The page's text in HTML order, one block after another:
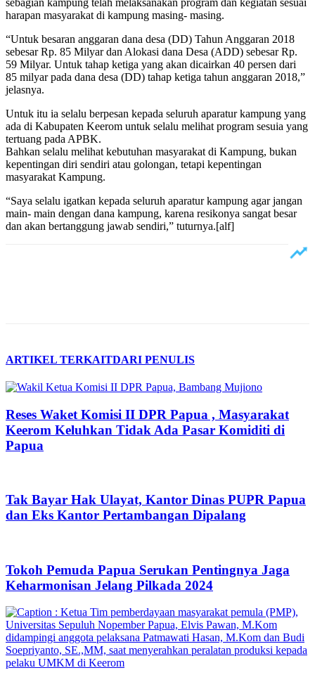
harapan masyarakat di kampung masing- masing.
“Untuk besaran anggaran dana desa (DD) Tahun Anggaran 2018
sebesar Rp. 85 Milyar dan Alokasi dana Desa (ADD) sebesar Rp.
59 Milyar. Untuk tahap ketiga yang akan dicairkan 40 persen dari
85 milyar pada dana desa (DD) tahap ketiga tahun anggaran 2018,”
jelasnya.
Untuk itu ia selalu berpesan kepada seluruh aparatur kampung yang
ada di Kabupaten Keerom untuk selalu melihat program sesuia yang
tertuang pada APBK.
Bahkan selalu melihat kebutuhan masyarakat di Kampung, bukan
kepentingan diri sendiri atau golongan, tetapi kepentingan
masyarakat Kampung.
“Saya selalu igatkan kepada seluruh aparatur kampung agar jangan
main- main dengan dana kampung, karena resikonya sangat besar
dan akan bertanggung jawab sendiri,” tuturnya.[alf]
ARTIKEL TERKAITDARI PENULIS
Reses Waket Komisi II DPR Papua , Masyarakat
Keerom Keluhkan Tidak Ada Pasar Komiditi di
Papua
Tak Bayar Hak Ulayat, Kantor Dinas PUPR Papua
dan Eks Kantor Pertambangan Dipalang
Tokoh Pemuda Papua Serukan Pentingnya Jaga
Keharmonisan Jelang Pilkada 2024